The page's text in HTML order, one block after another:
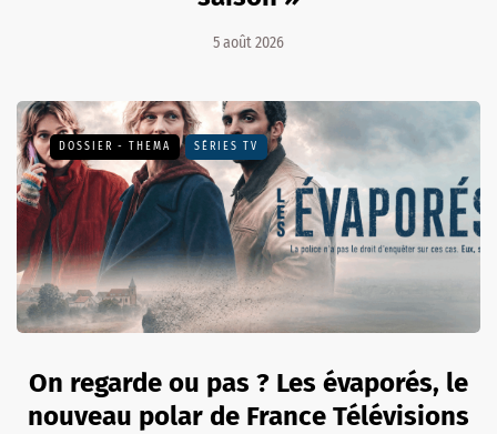
5 août 2026
DOSSIER - THEMA SÉRIES TV
On regarde ou pas ? Les évaporés, le
nouveau polar de France Télévisions